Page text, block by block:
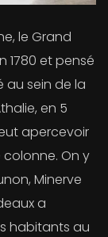
le Grand
1780 et pensé
au sein de la
en 5
apercevoir
On y
Minerve
a
habitants au